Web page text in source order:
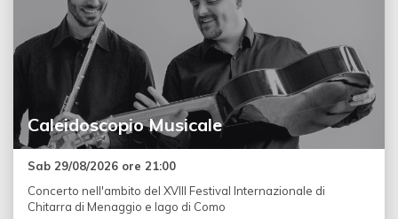
Caleidoscopio Musicale
Sab 29/08/2026 ore 21:00
Concerto nell'ambito del XVIII Festival Internazionale di
Chitarra di Menaggio e lago di Como